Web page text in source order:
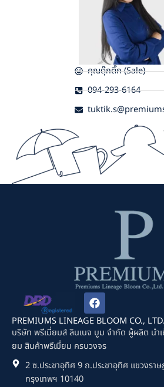
คุณตุ๊กติ๊ก (Sale)
094-293-6164
F
a
c
e
b
o
o
k
PREMIUMS LINEAGE BLOOM CO., LTD.
บริษัท พรีเมี่ยมส์ ลินเนจ บูม จำกัด ผู้ผลิต นำเ
ยม สินค้าพรีเมี่ยม ครบวงจร
2 ซ.ประชาอุทิศ 9 ถ.ประชาอุทิศ แขวงรา
กรุงเทพฯ 10140